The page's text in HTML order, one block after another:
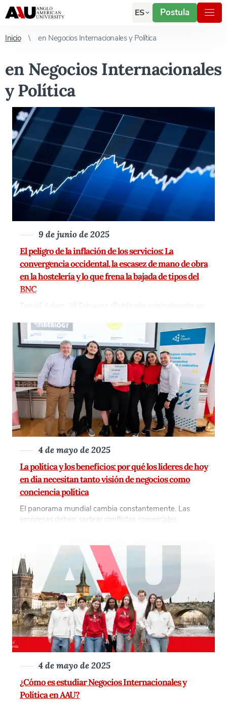
ES Postula
Inicio en Negocios Internacionales y Política
en Negocios Internacionales
y Política
El peligro de la inflación de los servicios: La
convergencia occidental, la escasez de mano de obra
en la hostelería y lo que frena la bajada de tipos del
BNC
9 de junio de 2025
Tomáš Adam, Jiří Schwarz (Publicado originalmente en
comentarios) La mayoría de las economías europeas se
enfrentan hoy a una paradoja: mientras que la inflación
general ha rondado la marca ideal de 2% durante más
de un año, muchos europeos siguen moviendo la
cabeza con incredulidad ante los precios del almuerzo,
las vacaciones o una visita a la peluquería. [...]
La política y los beneficios: por qué los líderes de hoy
en día necesitan tanto visión de negocios como
conciencia política
4 de mayo de 2025
El panorama mundial cambia constantemente. Las
empresas deben sortear conflictos comerciales,
cada vez más de la colaboración del sector privado para
resolver problemas mundiales como el cambio climático,
la ciberseguridad y la desigualdad económica. Por eso,
una formación combinada en gestión empresarial
internacional y políticas públicas es [...]
¿Cómo es estudiar Negocios Internacionales y
Política en AAU?
4 de mayo de 2025